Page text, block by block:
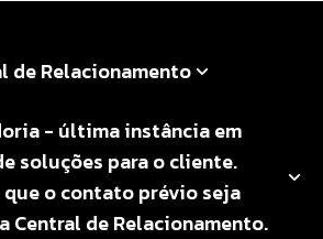
de Relacionamento
- última instância em
soluções para o cliente.
o contato prévio seja
Central de Relacionamento.